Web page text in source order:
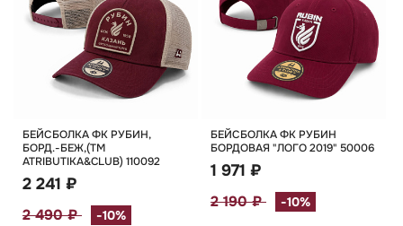
БЕЙСБОЛКА ФК РУБИН,
БОРД.-БЕЖ,(TM
ATRIBUTIKA&CLUB) 110092
2 241 ₽
2 490 ₽ -10%
БЕЙСБОЛКА ФК РУБИН
БОРДОВАЯ "ЛОГО 2019" 50006
1 971 ₽
2 190 ₽ -10%